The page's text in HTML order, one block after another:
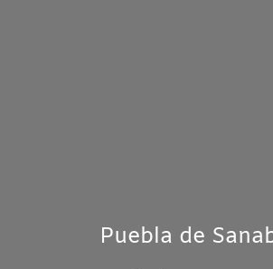
Puebla de